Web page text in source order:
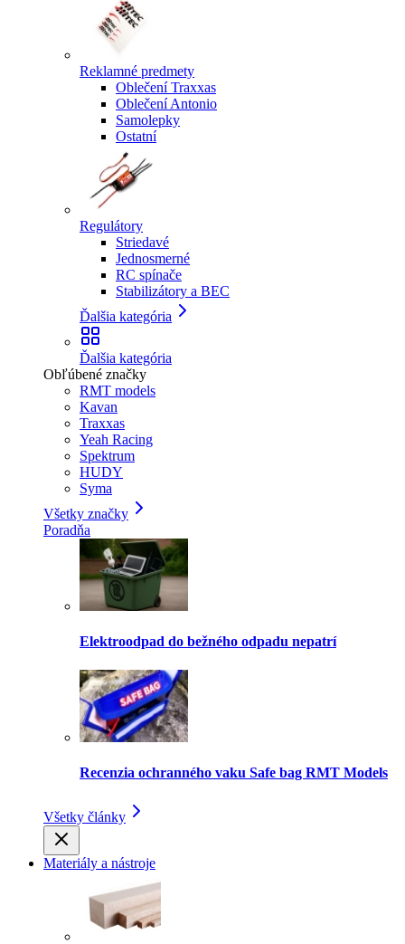
Reklamné predmety
Oblečení Traxxas
Oblečení Antonio
Samolepky
Ostatní
Regulátory
Striedavé
Jednosmerné
RC spínače
Stabilizátory a BEC
Ďalšia kategória
Ďalšia kategória
Obľúbené značky
RMT models
Kavan
Traxxas
Yeah Racing
Spektrum
HUDY
Syma
Všetky značky
Poradňa
Elektroodpad do bežného odpadu nepatrí
Recenzia ochranného vaku Safe bag RMT Models
Všetky články
Materiály a nástroje